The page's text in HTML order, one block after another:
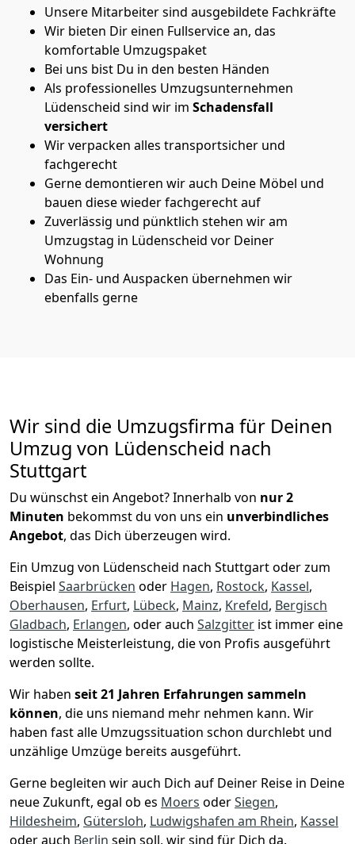
Unsere Mitarbeiter sind ausgebildete Fachkräfte
Wir bieten Dir einen Fullservice an, das
komfortable Umzugspaket
Bei uns bist Du in den besten Händen
Als professionelles Umzugsunternehmen
Lüdenscheid sind wir im Schadensfall
versichert
Wir verpacken alles transportsicher und
fachgerecht
Gerne demontieren wir auch Deine Möbel und
bauen diese wieder fachgerecht auf
Zuverlässig und pünktlich stehen wir am
Umzugstag in Lüdenscheid vor Deiner
Wohnung
Das Ein- und Auspacken übernehmen wir
ebenfalls gerne
Wir sind die Umzugsfirma für Deinen
Umzug von Lüdenscheid nach
Stuttgart
Du wünschst ein Angebot? Innerhalb von nur 2
Minuten bekommst du von uns ein unverbindliches
Angebot, das Dich überzeugen wird.
Ein Umzug von Lüdenscheid nach Stuttgart oder zum
Beispiel Saarbrücken oder Hagen, Rostock, Kassel,
Oberhausen, Erfurt, Lübeck, Mainz, Krefeld, Bergisch
Gladbach, Erlangen, oder auch Salzgitter ist immer eine
logistische Meisterleistung, die von Profis ausgeführt
werden sollte.
Wir haben seit21 Jahren Erfahrungen sammeln
können, die uns niemand mehr nehmen kann. Wir
haben fast alle Umzugssituation schon durchlebt und
unzählige Umzüge bereits ausgeführt.
Gerne begleiten wir auch Dich auf Deiner Reise in Deine
neue Zukunft, egal ob es Moers oderSiegen,
Hildesheim, Gütersloh, Ludwigshafen am Rhein, Kassel
oder auch Berlin sein soll, wir sind für Dich da.